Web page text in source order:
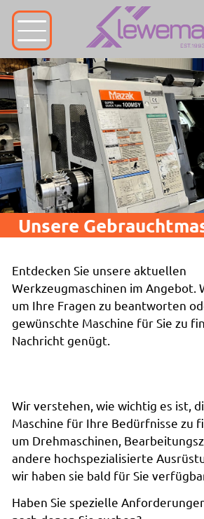
Unsere
Entdecken Sie unsere aktuellen
Werkzeugmaschinen im Angebot.
um Ihre Fragen zu beantworten
gewünschte Maschine für Sie zu
Nachricht genügt.
Wir verstehen, wie wichtig es ist,
Maschine für Ihre Bedürfnisse zu
um Drehmaschinen,
andere hochspezialisierte
wir haben sie bald für Sie
Haben Sie spezielle